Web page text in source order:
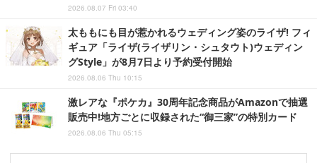
2026.08.07 Fri 03:40
太ももにも目が惹かれるウェディング姿のライザ! フィ
ギュア「ライザ(ライザリン・シュタウト)ウェディン
グStyle」が8月7日より予約受付開始
2026.08.06 Thu 10:15
激レアな『ポケカ』30周年記念商品がAmazonで抽選
販売中!地方ごとに収録された“御三家”の特別カード
2026.08.06 Thu 05:15